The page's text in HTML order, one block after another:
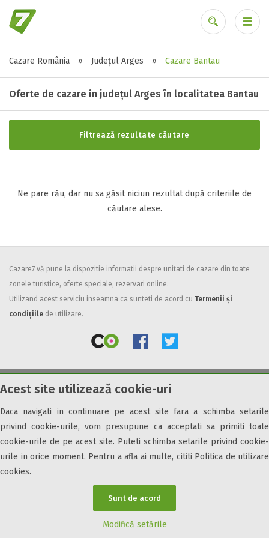
Acest site utilizează cookie-uri
Daca navigati in continuare pe acest site fara a schimba setarile
privind cookie-urile, vom presupune ca acceptati sa primiti toate
cookie-urile de pe acest site. Puteti schimba setarile privind cookie-
urile in orice moment. Pentru a afla ai multe, cititi Politica de utilizare
cookies.
Sunt de acord
Modifică setările
Cazare România » Județul Arges » Cazare Bantau
Oferte de cazare in județul Arges în localitatea Bantau
Filtrează rezultate căutare
Stele / margarete
Neclasificat
2 stele / margarete
3 stele / margarete
Facilități
Internet wireless
All inclusive
Pensiune completa
Demipensiune
Mic dejun
Accepta animale
Accepta voucher vacanta
Acces persoane cu dizabilități
Ne pare rău, dar nu sa găsit niciun rezultat după criteriile de
căutare alese.
Cazare7 vă pune la dispozitie informatii despre unitati de cazare din toate
zonele turistice, oferte speciale, rezervari online.
Utilizand acest serviciu inseamna ca sunteti de acord cu Termenii și
condițiile de utilizare.
© 2026 Cazare7. Toate drepturile rezervate.
Obiective turistice Informații utile Parteneri Cazare7 Harta Cazare7